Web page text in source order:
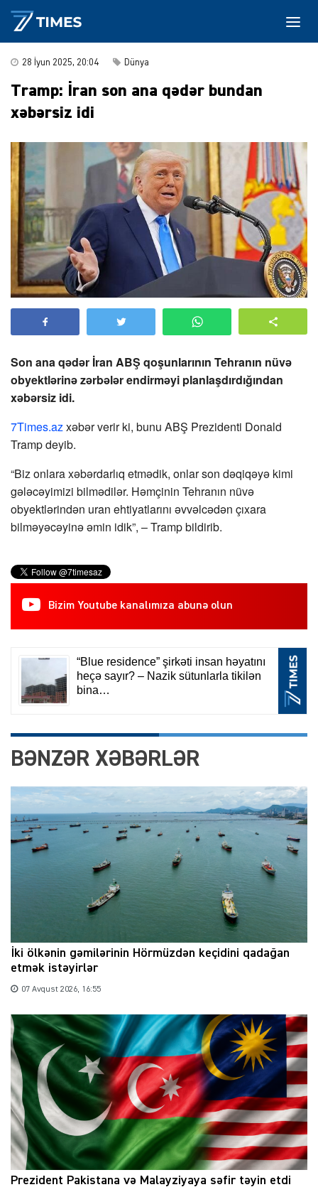
28 İyun 2025, 20:04 Dünya
Tramp: İran son ana qədər bundan
xəbərsiz idi
Son ana qədər İran ABŞ qoşunlarının Tehranın nüvə
obyektlərinə zərbələr endirməyi planlaşdırdığından
xəbərsiz idi.
7Times.azxəbər verir ki, bunu ABŞ Prezidenti Donald
Tramp deyib.
“Biz onlara xəbərdarlıq etmədik, onlar son dəqiqəyə kimi
gələcəyimizi bilmədilər. Həmçinin Tehranın nüvə
obyektlərindən uran ehtiyatlarını əvvəlcədən çıxara
bilməyəcəyinə əmin idik”, – Tramp bildirib.
Bizim Youtube kanalımıza abunə olun
BƏNZƏR XƏBƏRLƏR
İki ölkənin gəmilərinin Hörmüzdən keçidini qadağan
etmək istəyirlər
07 Avqust 2026, 16:55
Prezident Pakistana və Malayziyaya səfir təyin etdi